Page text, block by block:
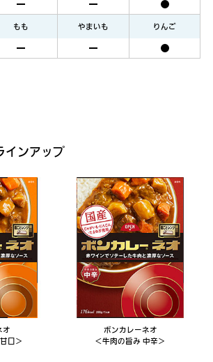
もも やまいも りんご
インアップ
オ
口＞
ボンカレーネオ
＜牛肉の旨み 中辛＞